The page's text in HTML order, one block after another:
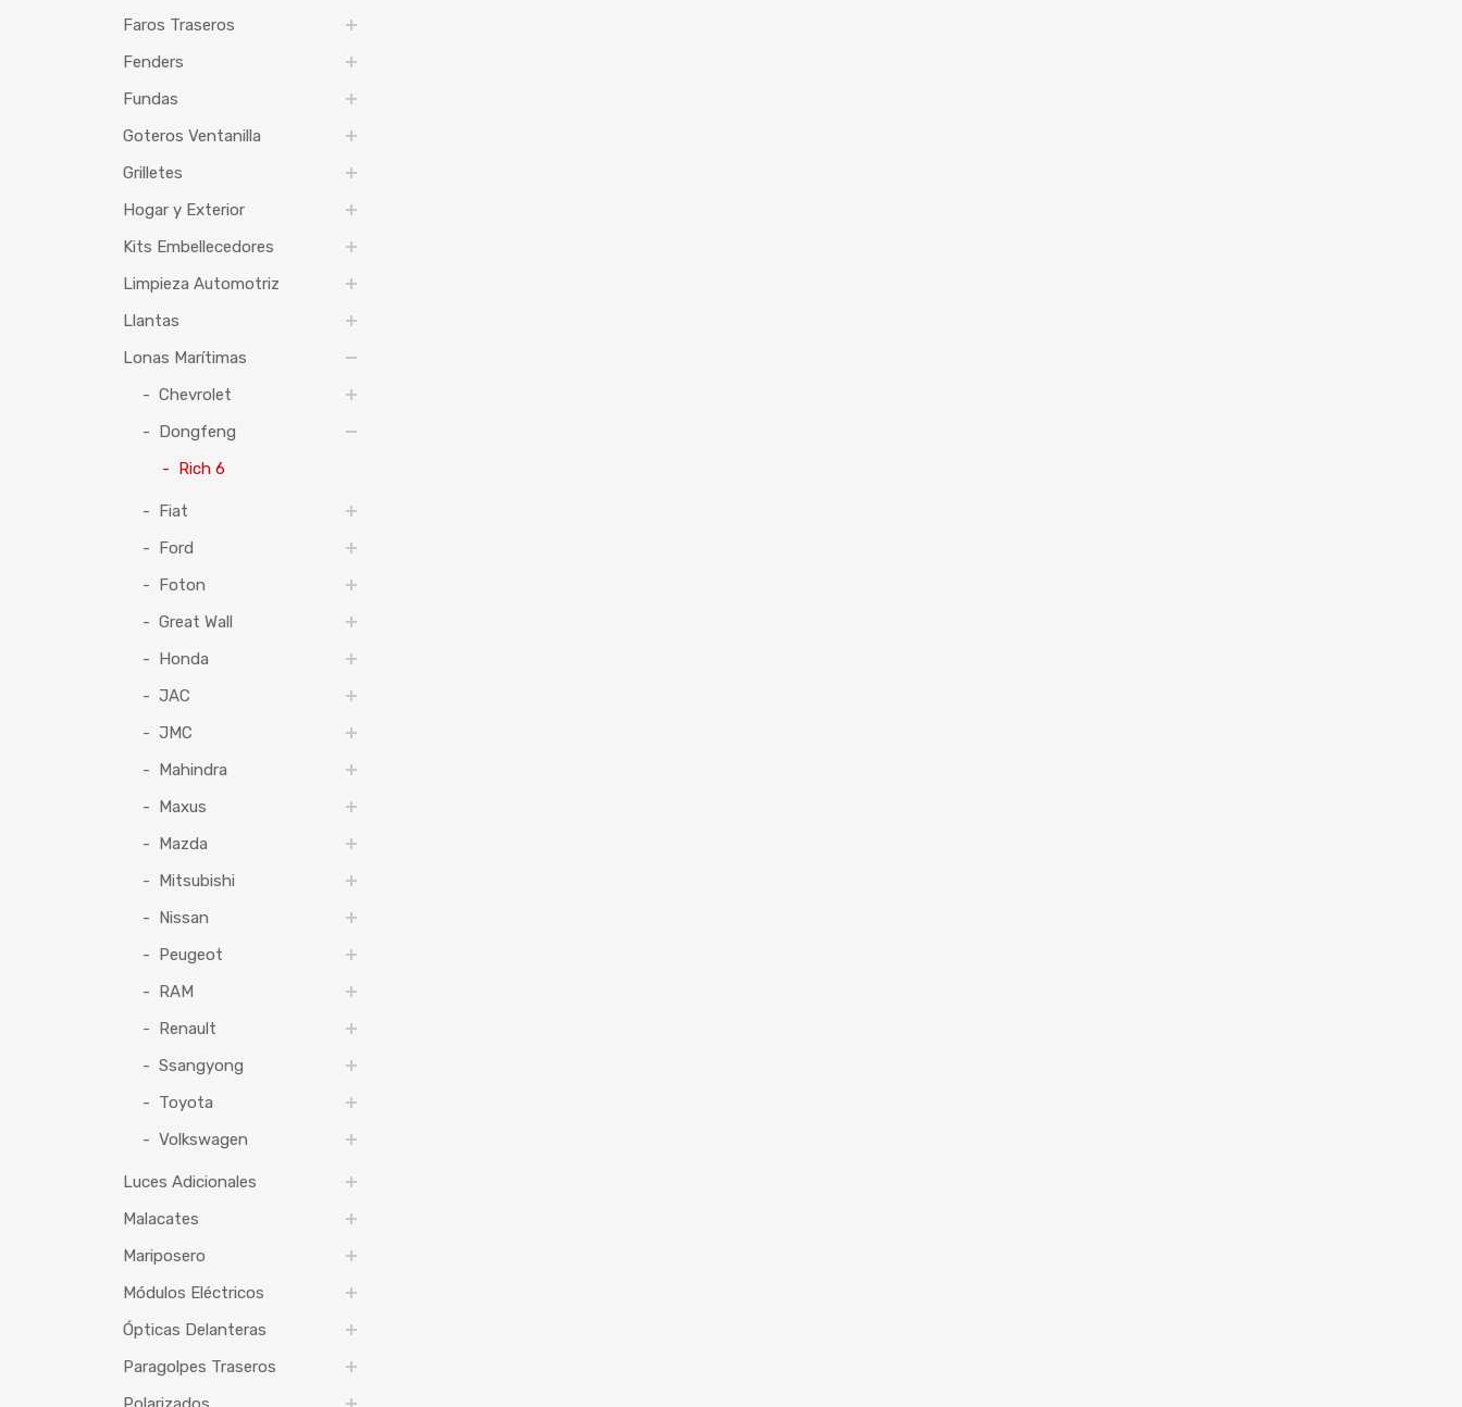
Faros Traseros
Fenders
Fundas
Goteros Ventanilla
Grilletes
Hogar y Exterior
Kits Embellecedores
Limpieza Automotriz
Llantas
Lonas Marítimas
Chevrolet
Dongfeng
Rich 6
Fiat
Ford
Foton
Great Wall
Honda
JAC
JMC
Mahindra
Maxus
Mazda
Mitsubishi
Nissan
Peugeot
RAM
Renault
Ssangyong
Toyota
Volkswagen
Luces Adicionales
Malacates
Mariposero
Módulos Eléctricos
Ópticas Delanteras
Paragolpes Traseros